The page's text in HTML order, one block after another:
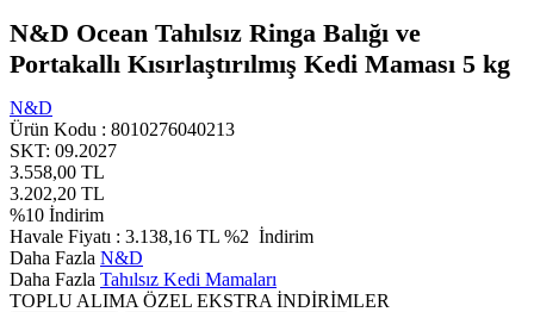
N&D Ocean Tahılsız Ringa Balığı ve
Portakallı Kısırlaştırılmış Kedi Maması 5 kg
N&D
Ürün Kodu : 8010276040213
SKT: 09.2027
3.558,00 TL
3.202,20 TL
%10 İndirim
Havale Fiyatı : 3.138,16 TL %2 İndirim
Daha Fazla N&D
Daha Fazla Tahılsız Kedi Mamaları
TOPLU ALIMA ÖZEL EKSTRA İNDİRİMLER